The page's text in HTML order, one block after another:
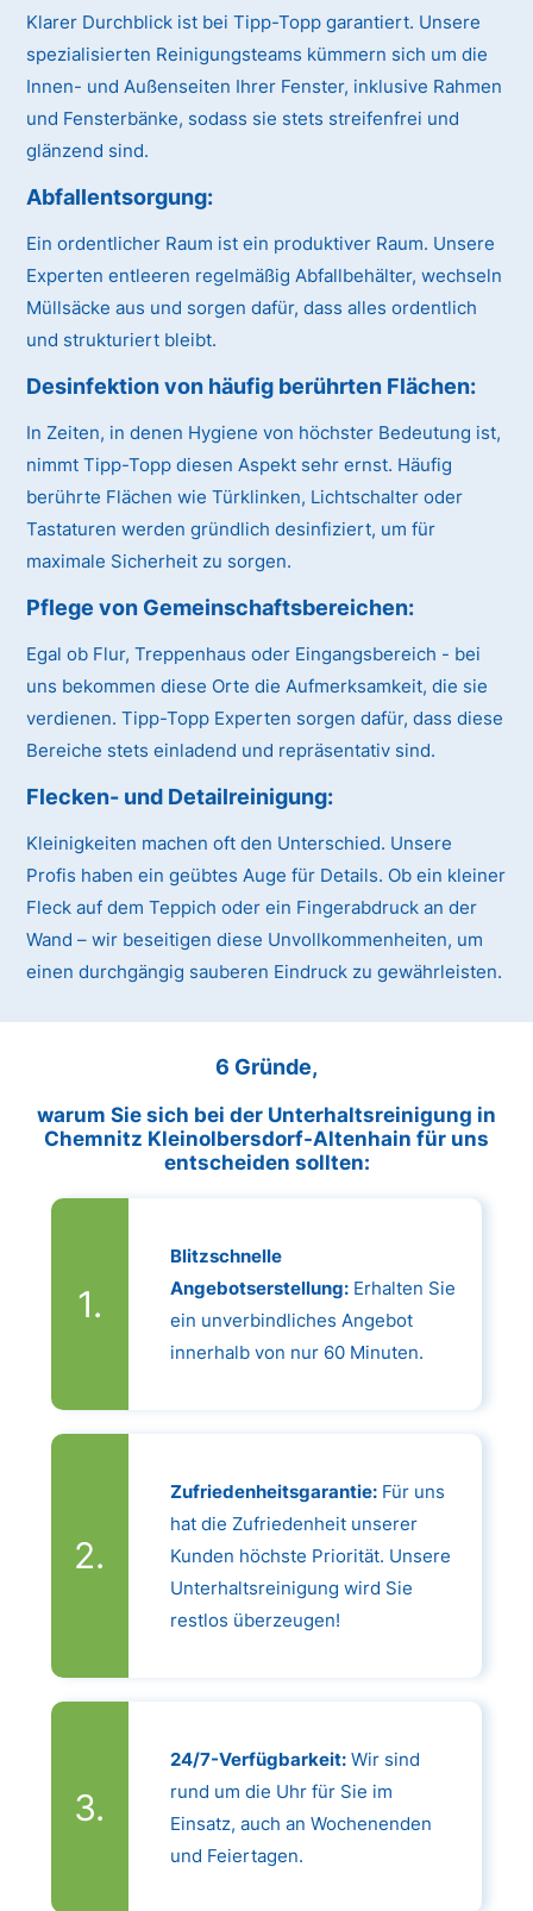
Klarer Durchblick ist bei Tipp-Topp garantiert. Unsere
spezialisierten Reinigungsteams kümmern sich um die
Innen- und Außenseiten Ihrer Fenster, inklusive Rahmen
und Fensterbänke, sodass sie stets streifenfrei und
glänzend sind.
Abfallentsorgung:
Ein ordentlicher Raum ist ein produktiver Raum. Unsere
Experten entleeren regelmäßig Abfallbehälter, wechseln
Müllsäcke aus und sorgen dafür, dass alles ordentlich
und strukturiert bleibt.
Desinfektion von häufig berührten Flächen:
In Zeiten, in denen Hygiene von höchster Bedeutung ist,
nimmt Tipp-Topp diesen Aspekt sehr ernst. Häufig
berührte Flächen wie Türklinken, Lichtschalter oder
Tastaturen werden gründlich desinfiziert, um für
maximale Sicherheit zu sorgen.
Pflege von Gemeinschaftsbereichen:
Egal ob Flur, Treppenhaus oder Eingangsbereich - bei
uns bekommen diese Orte die Aufmerksamkeit, die sie
verdienen. Tipp-Topp Experten sorgen dafür, dass diese
Bereiche stets einladend und repräsentativ sind.
Flecken- und Detailreinigung:
Kleinigkeiten machen oft den Unterschied. Unsere
Profis haben ein geübtes Auge für Details. Ob ein kleiner
Fleck auf dem Teppich oder ein Fingerabdruck an der
Wand – wir beseitigen diese Unvollkommenheiten, um
einen durchgängig sauberen Eindruck zu gewährleisten.
6 Gründe,
warum Sie sich bei der Unterhaltsreinigung in
Chemnitz Kleinolbersdorf-Altenhain für uns
entscheiden sollten:
Blitzschnelle
Angebotserstellung:Erhalten Sie
ein unverbindliches Angebot
innerhalb von nur 60 Minuten.
Zufriedenheitsgarantie:Für uns
hat die Zufriedenheit unserer
Kunden höchste Priorität. Unsere
Unterhaltsreinigung wird Sie
restlos überzeugen!
24/7-Verfügbarkeit:Wir sind
rund um die Uhr für Sie im
Einsatz, auch an Wochenenden
und Feiertagen.